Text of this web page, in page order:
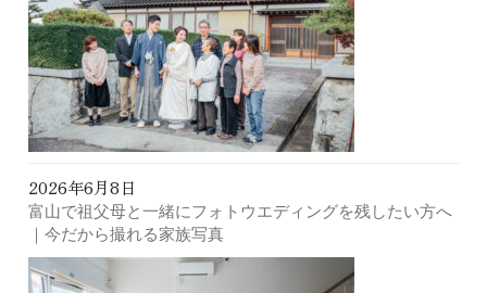
2026年6月8日
富山で祖父母と一緒にフォトウエディングを残したい方へ
｜今だから撮れる家族写真